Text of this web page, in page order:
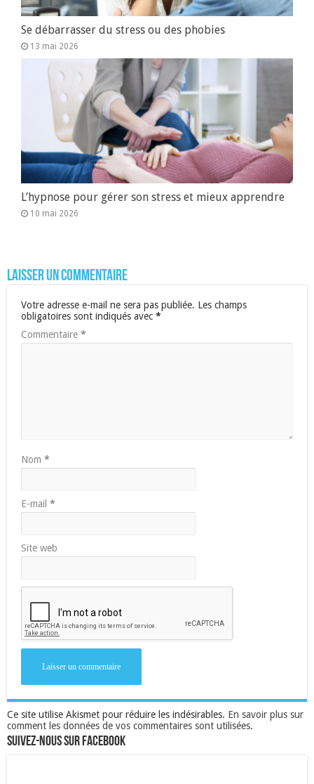
Se débarrasser du stress ou des phobies
13 mai 2026
L’hypnose pour gérer son stress et mieux apprendre
10 mai 2026
Laisser un commentaire
Votre adresse e-mail ne sera pas publiée. Les champs
obligatoires sont indiqués avec *
Commentaire *
Nom *
E-mail *
Site web
Ce site utilise Akismet pour réduire les indésirables. En savoir plus sur
comment les données de vos commentaires sont utilisées.
Suivez-nous sur Facebook